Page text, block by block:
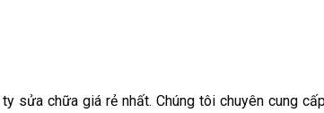
sửa chữa giá rẻ nhất. Chúng tôi chuyên cung